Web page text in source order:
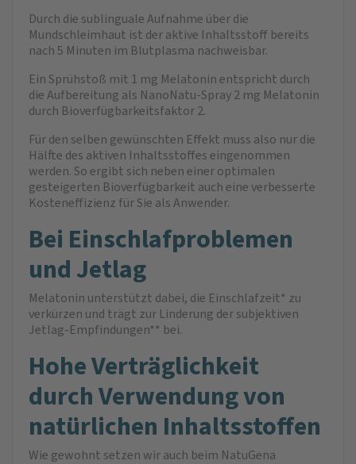
Durch die sublinguale Aufnahme über die
Mundschleimhaut ist der aktive Inhaltsstoff bereits
nach 5 Minuten im Blutplasma nachweisbar.
Ein Sprühstoß mit 1 mg Melatonin entspricht durch
die Aufbereitung als NanoNatu-Spray 2 mg Melatonin
durch Bioverfügbarkeitsfaktor 2.
Für den selben gewünschten Effekt muss also nur die
Hälfte des aktiven Inhaltsstoffes eingenommen
werden. So ergibt sich neben einer optimalen
gesteigerten Bioverfügbarkeit auch eine verbesserte
Kosteneffizienz für Sie als Anwender.
Bei Einschlaf­problemen
und Jetlag
Melatonin unterstützt dabei, die Einschlafzeit* zu
verkürzen und trägt zur Linderung der subjektiven
Jetlag-Empfindungen** bei.
Hohe Verträglichkeit
durch Verwendung von
natürlichen Inhaltsstoffen
Wie gewohnt setzen wir auch beim NatuGena